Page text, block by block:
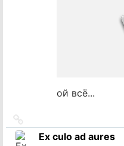
ой всё...
на
источник
Ex culo ad aures